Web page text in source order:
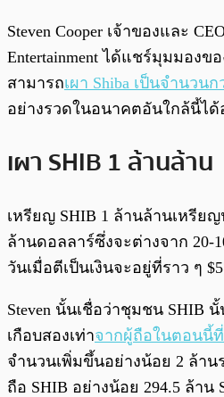
Steven Cooper เจ้าของและ
Entertainment ได้แชร์มุมมองข
สามารถเผา Shiba เป็นจำนวน
อย่างรวดในอนาคตอันใกล้นี้ได้
เผา SHIB 1 ล้านล้าน
เหรียญ SHIB 1 ล้านล้านเหรีย
ล้านดอลลาร์ซึ่งจะต่างจาก 20-
วันเมื่อตีเป็นเงินจะอยู่ที่ราว ๆ
Steven นั้นเชื่อว่าชุมชน SHIB
เกือบสองเท่าจากผู้ถือในตอนนี้ที่
จำนวนเพิ่มขึ้นอย่างน้อย 2 ล้า
ถือ SHIB อย่างน้อย 294.5 ล้าน